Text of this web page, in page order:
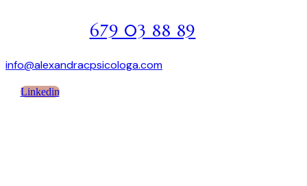
679 03 88 89
info@alexandracpsicologa.com
Linkedin